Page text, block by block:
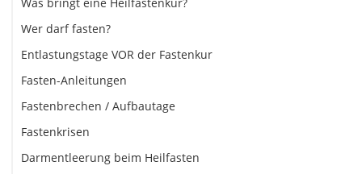
Wer darf fasten?
Entlastungstage VOR der Fastenkur
Fasten-Anleitungen
Fastenbrechen / Aufbautage
Fastenkrisen
Darmentleerung beim Heilfasten